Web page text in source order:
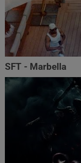
SFT - Marbella